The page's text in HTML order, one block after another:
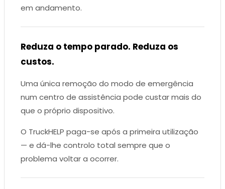
em andamento.
Reduza o tempo parado. Reduza os
custos.
Uma única remoção do modo de emergência
num centro de assistência pode custar mais do
que o próprio dispositivo.
O TruckHELP paga-se após a primeira utilização
— e dá-lhe controlo total sempre que o
problema voltar a ocorrer.